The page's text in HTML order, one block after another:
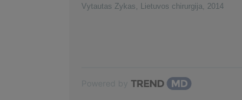
Vytautas Zykas, Lietuvos chirurgija, 2014